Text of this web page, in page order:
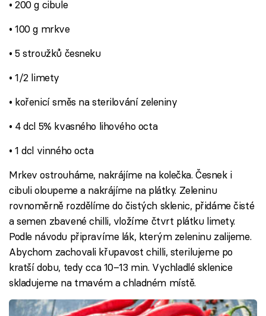
• 200 g cibule
• 100 g mrkve
• 5 stroužků česneku
• 1/2 limety
• kořenicí směs na sterilování zeleniny
• 4 dcl 5% kvasného lihového octa
• 1 dcl vinného octa
Mrkev ostrouháme, nakrájíme na kolečka. Česnek i
cibuli oloupeme a nakrájíme na plátky. Zeleninu
rovnoměrně rozdělíme do čistých sklenic, přidáme čisté
a semen zbavené chilli, vložíme čtvrt plátku limety.
Podle návodu připravíme lák, kterým zeleninu zalijeme.
Abychom zachovali křupavost chilli, sterilujeme po
kratší dobu, tedy cca 10–13 min. Vychladlé sklenice
skladujeme na tmavém a chladném místě.